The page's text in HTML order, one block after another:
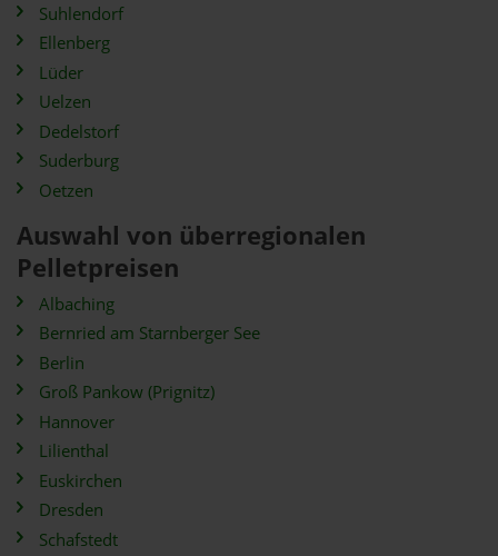
Suhlendorf
Ellenberg
Lüder
Uelzen
Dedelstorf
Suderburg
Oetzen
Auswahl von überregionalen
Pelletpreisen
Albaching
Bernried am Starnberger See
Berlin
Groß Pankow (Prignitz)
Hannover
Lilienthal
Euskirchen
Dresden
Schafstedt